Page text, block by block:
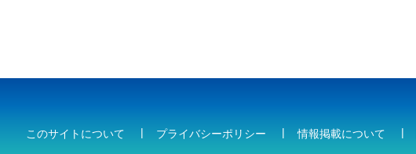
このサイトについて プライバシーポリシー 情報掲載について